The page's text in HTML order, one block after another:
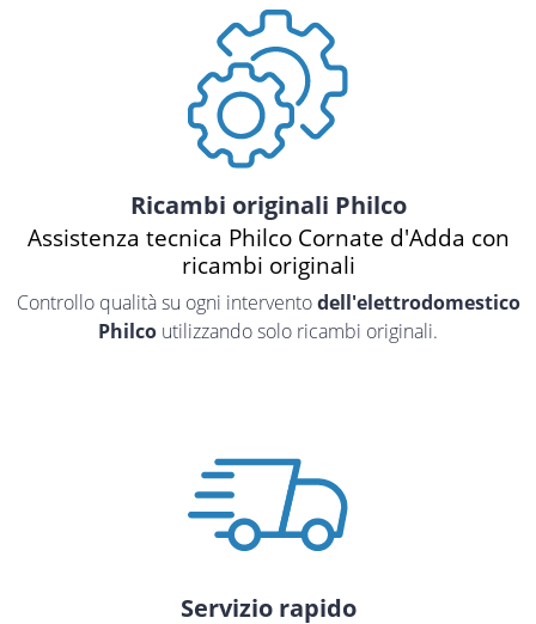
Ricambi originali Philco
Assistenza tecnica Philco Cornate d'Adda con
ricambi originali
Controllo qualità su ogni interventodell'elettrodomestico
Philco utilizzando solo ricambi originali.
Servizio rapido